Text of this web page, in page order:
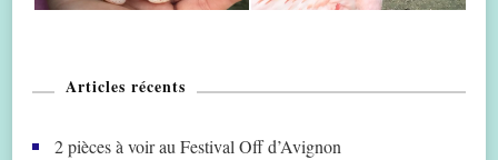
Articles récents
2 pièces à voir au Festival Off d’Avignon